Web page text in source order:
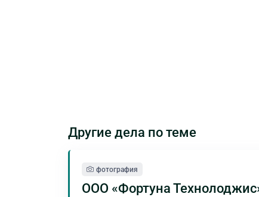
Другие дела по теме
фотография
ООО «Фортуна